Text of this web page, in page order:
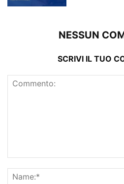
NESSUN
SCRIVI IL TUO